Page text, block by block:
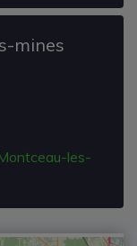
mines
les-